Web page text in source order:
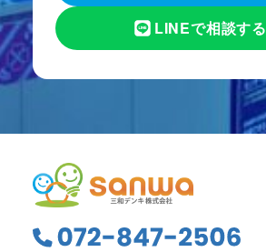
LINEで相談する